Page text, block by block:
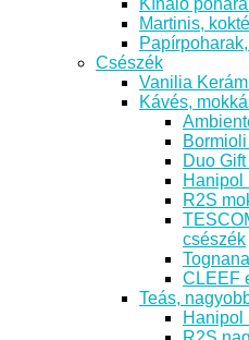
Martinis,
Csészék
Vanilia
Kávés,
Duo
Hanipol
R2S
csészék
CLEEF
Teás,
Hanipol